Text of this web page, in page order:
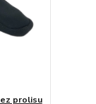
prolisu